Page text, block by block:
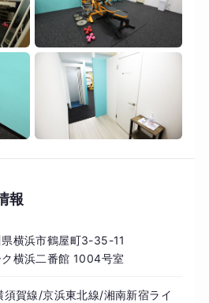
報
横浜市鶴屋町3-35-11
ク横浜二番館 1004号室
須賀線/京浜東北線/湘南新宿ライ